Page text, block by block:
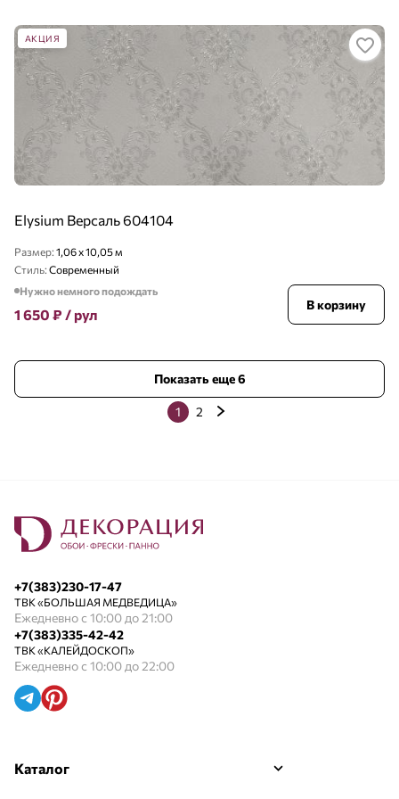
АКЦИЯ
Elysium Версаль 604104
Размер: 1,06 x 10,05 м
Стиль: Современный
Нужно немного подождать
1 650 ₽ / рул
В корзину
Показать еще 6
1 2
+7(383)230-17-47
ТВК «БОЛЬШАЯ МЕДВЕДИЦА»
Ежедневно с 10:00 до 21:00
+7(383)335-42-42
ТВК «КАЛЕЙДОСКОП»
Ежедневно с 10:00 до 22:00
Каталог